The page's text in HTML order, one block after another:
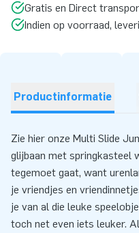
Gratis en Direct
Indien op voorraad,
Productinformatie
Zie hier onze Multi Slide
glijbaan met springkasteel
tegemoet gaat, want
je vriendjes en
je van al die leuke
toch net even iets leuker.